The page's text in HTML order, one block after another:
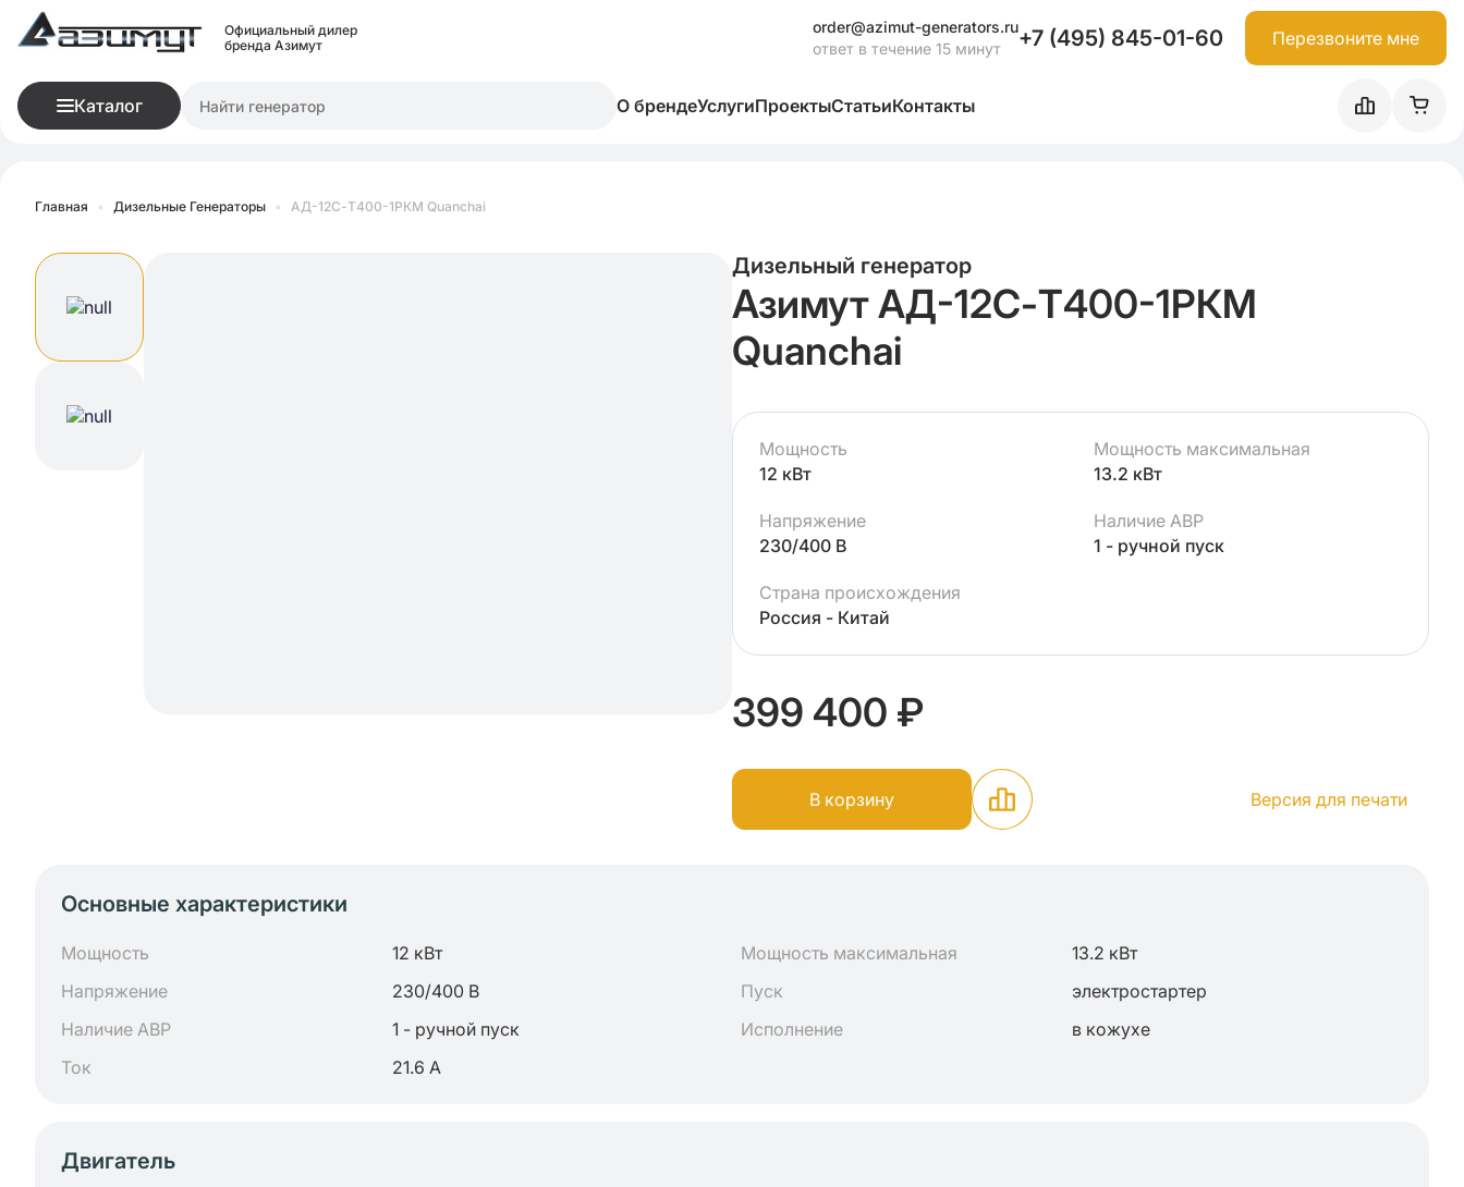
Официальный дилер
бренда Азимут
order@azimut-generators.ru
ответ в течение 15 минут
+7 (495) 845-01-60 Перезвоните мне
Каталог О брендеУслугиПроектыСтатьиКонтакты
Главная • Дизельные Генераторы • АД-12С-Т400-1РКМ Quanchai
Дизельный генератор
Азимут АД-12С-Т400-1РКМ
Quanchai
Мощность
12 кВт
Мощность максимальная
13.2 кВт
Напряжение
230/400 В
Наличие АВР
1 - ручной пуск
Страна происхождения
Россия - Китай
399 400 ₽
В корзину Версия для печати
Основные характеристики
Мощность 12 кВт Мощность максимальная
13.2 кВт
Напряжение
230/400 В Пуск
электростартер
Наличие АВР
1 - ручной пуск Исполнение
в кожухе
Ток
21.6 А
Двигатель